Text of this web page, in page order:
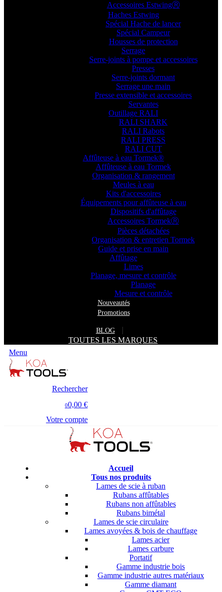
Accessoires EstwingⓇ
Haches Estwing
Spécial Hache de lancer
Spécial Campeur
Housses de protection
Serrage
Serre-joints à pompe et accessoires
Presses
Serre-joints dormant
Serrage une main
Presse extensible et accessoires
Servantes
Outillage RALI
RALI SHARK
RALI Rabots
RALI PRESS
RALI CUT
Affûteuse à eau Tormek®
Affûteuse à eau Tormek
Organisation & rangement
Meules à eau
Kits d'accessoires
Équipements pour affûteuse à eau
Dispositifs d'affûtage
Accessoires TormekⓇ
Pièces détachées
Organisation & entretien Tormek
Guide et prise en main
Affûtage
Limes
Planage, mesure et contrôle
Planage
Mesure et contrôle
Nouveautés
Promotions
BLOG
TOUTES LES MARQUES
Menu
Rechercher
00,00 €
Votre compte
Accueil
Tous nos produits
Lames de scie à ruban
Rubans affûtables
Rubans non affûtables
Rubans bimétal
Lames de scie circulaire
Lames avoyées & bois de chauffage
Lames acier
Lames carbure
Portatif
Gamme industrie bois
Gamme industrie autres matériaux
Gamme diamant